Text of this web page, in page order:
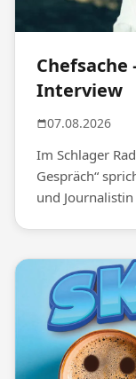
Chefsache
Interview
07.08.2026
Im Schlager
Gespräch“
und